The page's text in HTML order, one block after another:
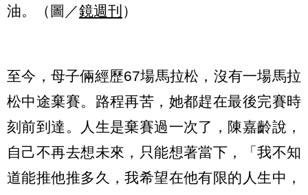
油。（圖／鏡週刊 ）
至今，母子倆經歷67場馬拉松，沒有一場馬拉
松中途棄賽。路程再苦，她都趕在最後完賽時
刻前到達。人生是棄賽過一次了，陳嘉齡說，
自己不再去想未來，只能想著當下，「我不知
道能推他推多久，我希望在他有限的人生中，